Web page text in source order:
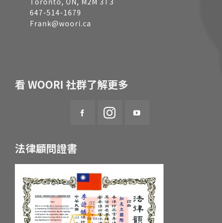
647-514-1679
Frank@woori.ca
看 WOORI 社群了解更多
法律顧問證書